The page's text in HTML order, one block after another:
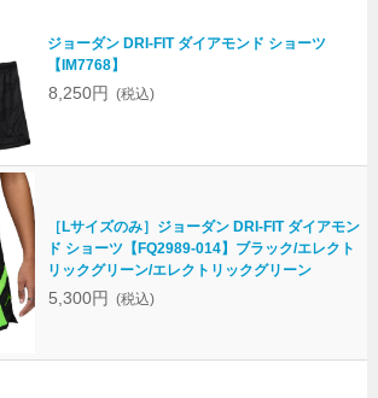
ジョーダン DRI-FIT ダイアモンド ショーツ
【IM7768】
8,250円 (税込)
［Lサイズのみ］ジョーダン DRI-FIT ダイアモン
ド ショーツ【FQ2989-014】ブラック/エレクト
リックグリーン/エレクトリックグリーン
5,300円 (税込)